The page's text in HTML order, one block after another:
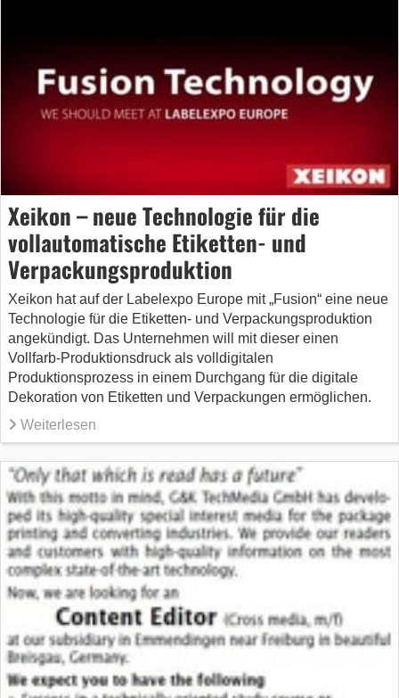
Xeikon – neue Technologie für die
vollautomatische Etiketten- und
Verpackungsproduktion
Xeikon hat auf der Labelexpo Europe mit „Fusion“ eine neue
Technologie für die Etiketten- und Verpackungsproduktion
angekündigt. Das Unternehmen will mit dieser einen
Vollfarb-Produktionsdruck als volldigitalen
Produktionsprozess in einem Durchgang für die digitale
Dekoration von Etiketten und Verpackungen ermöglichen.
Weiterlesen